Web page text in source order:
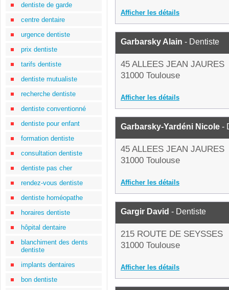
dentiste de garde
centre dentaire
urgence dentiste
prix dentiste
tarifs dentiste
dentiste mutualiste
recherche dentiste
dentiste conventionné
dentiste pour enfant
formation dentiste
consultation dentiste
dentiste pas cher
rendez-vous dentiste
dentiste homéopathe
horaires dentiste
hôpital dentaire
blanchiment des dents
dentiste
implants dentaires
bon dentiste
Afficher les détails
Garbarsky Alain - Dentiste
45 ALLEES JEAN JAURES
31000 Toulouse
Afficher les détails
Garbarsky-Yardéni Nicole -
45 ALLEES JEAN JAURES
31000 Toulouse
Afficher les détails
Gargir David - Dentiste
215 ROUTE DE SEYSSES
31000 Toulouse
Afficher les détails